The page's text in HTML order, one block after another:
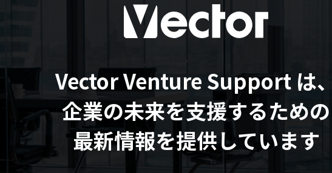
Vector Venture Support は
企業の未来を支援するための
最新情報を提供しています